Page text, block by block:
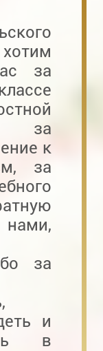
за
за
к
за
за
и
в